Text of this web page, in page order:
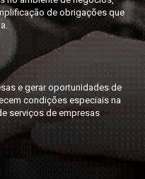
de obrigações que
e gerar oportunidades de
condições especiais na
serviços de empresas